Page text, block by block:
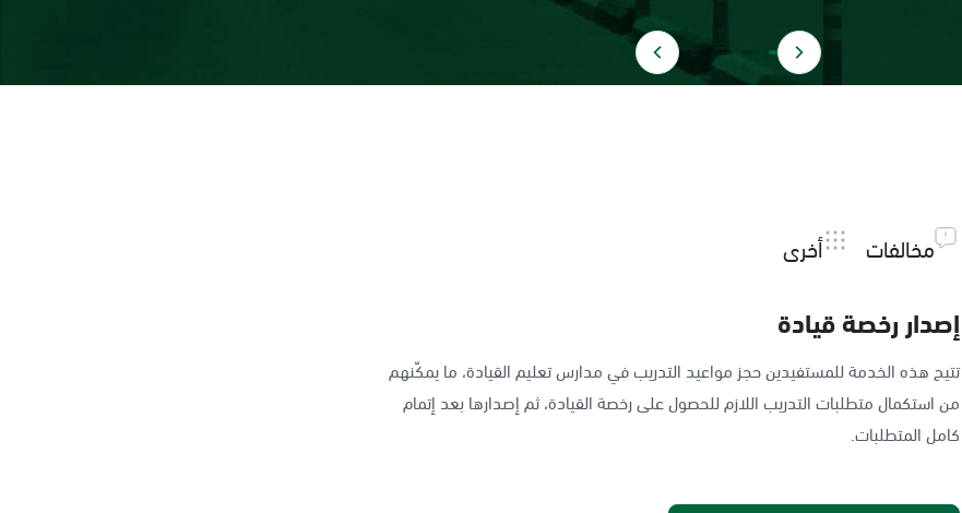
مخالفات أخرى
إصدار رخصة قيادة
تتيح هذه الخدمة للمستفيدين حجز مواعيد التدريب في مدارس تعليم القيادة، ما يمكّنهم
من استكمال متطلبات التدريب اللازم للحصول على رخصة القيادة، ثم إصدارها بعد إتمام
كامل المتطلبات.